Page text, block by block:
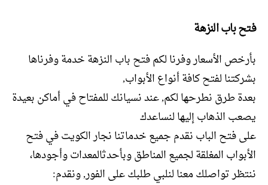
فتح باب النزهة
بأرخص الأسعار وفرنا لكم فتح باب النزهة خدمة وفرناها
بشركتنا لفتح كافة أنواع الأبواب,
بعدة طرق نطرحها لكم, عند نسيانك للمفتاح في أماكن بعيدة
يصعب الذهاب إليها لنساعدك
على فتح الباب نقدم جميع خدماتنا نجار الكويت في فتح
الأبواب المغلقة لجميع المناطق وبأحدثالمعدات وأجودها،
ننتظر تواصلك معنا لنلبي طلبك على الفور, ونقدم: